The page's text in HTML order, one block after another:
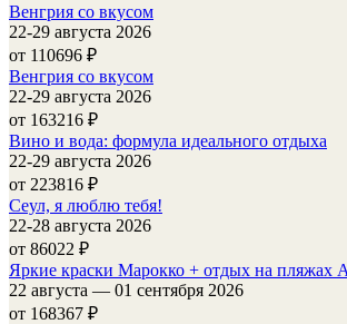
Венгрия со вкусом
22-29 августа 2026
от 110696 ₽
Венгрия со вкусом
22-29 августа 2026
от 163216 ₽
Вино и вода: формула идеального отдыха
22-29 августа 2026
от 223816 ₽
Сеул, я люблю тебя!
22-28 августа 2026
от 86022 ₽
Яркие краски Марокко + отдых на пляжах
22 августа — 01 сентября 2026
от 168367 ₽